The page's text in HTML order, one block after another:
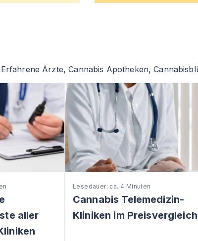
Ärzte, Cannabis Apotheken,
aller
Lesedauer: ca. 4 Minuten
Cannabis Telemedizin-
Kliniken im Preisvergleich